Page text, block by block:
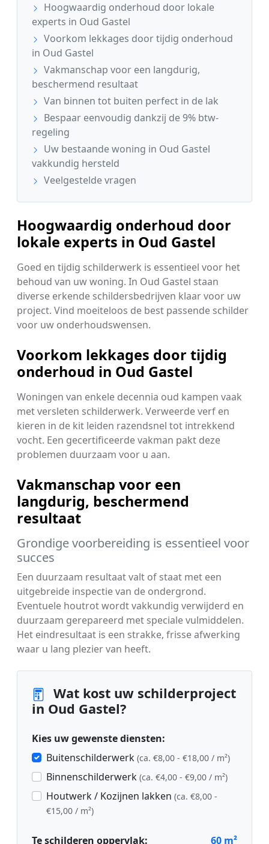
Hoogwaardig onderhoud door lokale
experts in Oud Gastel
Voorkom lekkages door tijdig onderhoud
in Oud Gastel
Vakmanschap voor een langdurig,
beschermend resultaat
Van binnen tot buiten perfect in de lak
Bespaar eenvoudig dankzij de 9% btw-
regeling
Uw bestaande woning in Oud Gastel
vakkundig hersteld
Veelgestelde vragen
Hoogwaardig onderhoud door
lokale experts in Oud Gastel
Goed en tijdig schilderwerk is essentieel voor het
behoud van uw woning. In Oud Gastel staan
diverse erkende schildersbedrijven klaar voor uw
project. Vind moeiteloos de best passende schilder
voor uw onderhoudswensen.
Voorkom lekkages door tijdig
onderhoud in Oud Gastel
Woningen van enkele decennia oud kampen vaak
met versleten schilderwerk. Verweerde verf en
kieren in de kit leiden razendsnel tot intrekkend
vocht. Een gecertificeerde vakman pakt deze
problemen duurzaam voor u aan.
Vakmanschap voor een
langdurig, beschermend
resultaat
Grondige voorbereiding is essentieel voor
succes
Een duurzaam resultaat valt of staat met een
uitgebreide inspectie van de ondergrond.
Eventuele houtrot wordt vakkundig verwijderd en
duurzaam gerepareerd met speciale vulmiddelen.
Het eindresultaat is een strakke, frisse afwerking
waar u lang plezier van heeft.
Wat kost uw schilderproject
in Oud Gastel?
Kies uw gewenste diensten:
Buitenschilderwerk (ca. €8,00 - €18,00 / m²)
Binnenschilderwerk (ca. €4,00 - €9,00 / m²)
Houtwerk / Kozijnen lakken (ca. €8,00 -
€15,00 / m²)
Te schilderen oppervlak: 60 m²